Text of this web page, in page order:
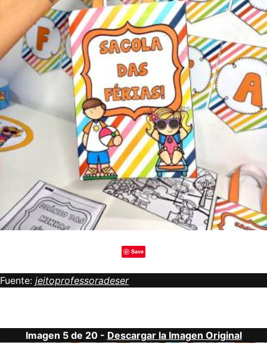
Save
Fuente: jeitoprofessoradeser
Imagen 5 de 20 - Descargar la Imagen Original